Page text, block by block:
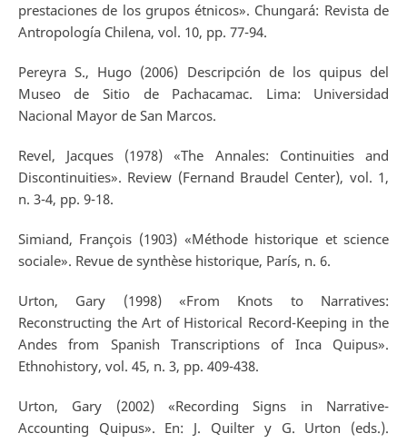
prestaciones de los grupos étnicos». Chungará: Revista de
Antropología Chilena, vol. 10, pp. 77-94.
Pereyra S., Hugo (2006) Descripción de los quipus del
Museo de Sitio de Pachacamac. Lima: Universidad
Nacional Mayor de San Marcos.
Revel, Jacques (1978) «The Annales: Continuities and
Discontinuities». Review (Fernand Braudel Center), vol. 1,
n. 3-4, pp. 9-18.
Simiand, François (1903) «Méthode historique et science
sociale». Revue de synthèse historique, París, n. 6.
Urton, Gary (1998) «From Knots to Narratives:
Reconstructing the Art of Historical Record-Keeping in the
Andes from Spanish Transcriptions of Inca Quipus».
Ethnohistory, vol. 45, n. 3, pp. 409-438.
Urton, Gary (2002) «Recording Signs in Narrative-
Accounting Quipus». En: J. Quilter y G. Urton (eds.).